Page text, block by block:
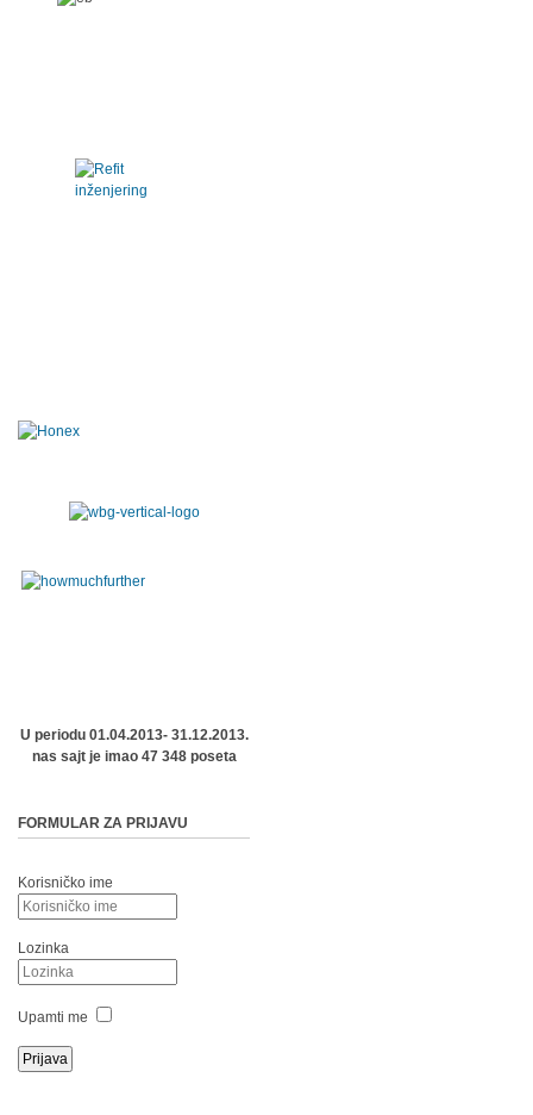
U periodu 01.04.2013- 31.12.2013.
nas sajt je imao 47 348 poseta
FORMULAR ZA PRIJAVU
Korisničko ime
Lozinka
Upamti me